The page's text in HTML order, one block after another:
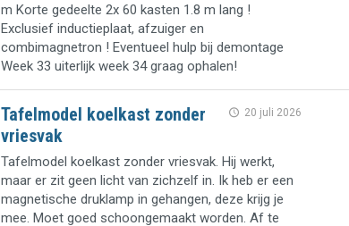
m Korte gedeelte 2x 60 kasten 1.8 m lang !
Exclusief inductieplaat, afzuiger en
combimagnetron ! Eventueel hulp bij demontage
Week 33 uiterlijk week 34 graag ophalen!
20 juli 2026
Tafelmodel koelkast zonder
vriesvak
Tafelmodel koelkast zonder vriesvak. Hij werkt,
maar er zit geen licht van zichzelf in. Ik heb er een
magnetische druklamp in gehangen, deze krijg je
mee. Moet goed schoongemaakt worden. Af te